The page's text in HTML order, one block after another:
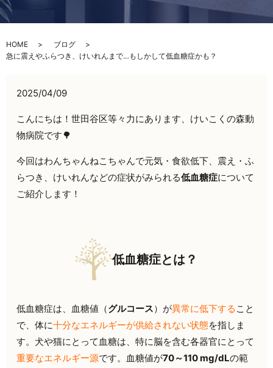
HOME
ブログ
急に震えやふらつき、けいれんまで…もしかして低血糖症かも？
2025/04/09
こんにちは！世田谷区等々力にあります、けいこくの森動
物病院です🌳
今回はわんちゃんねこちゃんで元気・食欲低下、震え・ふ
らつき、けいれんなどの症状がみられる低血糖症について
ご紹介します！
低血糖症とは？
低血糖症は、血糖値（グルコース）が異常に低下する こと
で、体に十分なエネルギーが供給されない状態を指しま
す。犬や猫にとって血糖は、特に脳を含む各器官にとって
重要なエネルギー源です。血糖値が70～110 mg/dLの範